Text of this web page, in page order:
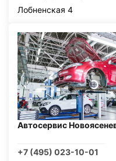
Лобненская 4
Автосервис
+7 (495) 023-10-01